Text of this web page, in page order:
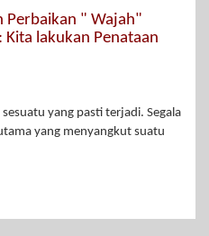
Perbaikan " Wajah"
Kita lakukan Penataan
yang pasti terjadi. Segala
yang menyangkut suatu